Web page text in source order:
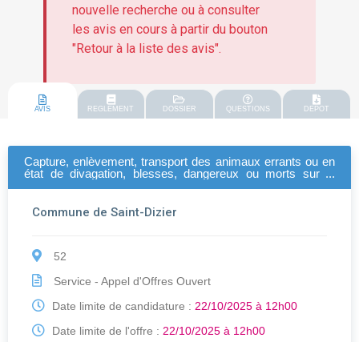
nouvelle recherche ou à consulter
les avis en cours à partir du bouton
"Retour à la liste des avis".
AVIS REGLEMENT DOSSIER QUESTIONS DEPOT
Capture, enlèvement, transport des animaux errants ou en
état de divagation, blesses, dangereux ou morts sur la
Commune de Saint-Dizier
52
Service - Appel d'Offres Ouvert
Date limite de candidature : 22/10/2025 à 12h00
Date limite de l'offre : 22/10/2025 à 12h00